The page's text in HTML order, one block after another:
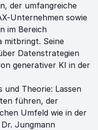
der umfangreiche
Unternehmen sowie
im Bereich
mitbringt. Seine
Datenstrategien
generativer KI in der
und Theorie: Lassen
führen, der
Umfeld wie in der
Jungmann